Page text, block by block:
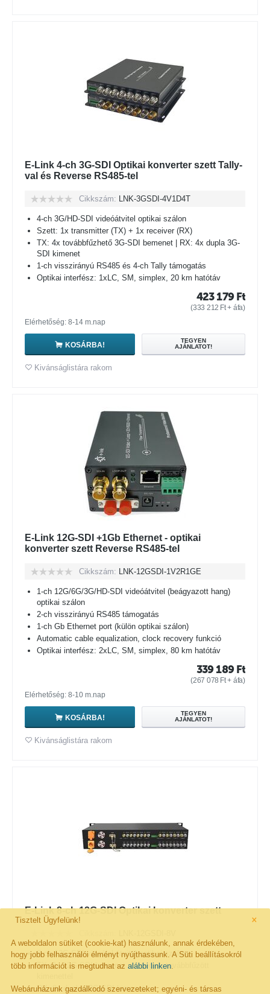
×
Tisztelt Ügyfelünk!
A weboldalon sütiket (cookie-kat) használunk, annak érdekében,
hogy jobb felhasználói élményt nyújthassunk. A Süti beállításokról
több információt is megtudhat az alábbi linken
Webáruházunk gazdálkodó szervezeteket; egyéni- és társas
E-Link 4-ch 3G-SDI Optikai konverter szett Tally-
val és Reverse RS485-tel
Cikkszám: LNK-3GSDI-4V1D4T
4-ch 3G/HD-SDI videóátvitel optikai szálon
Szett: 1x transmitter (TX) + 1x receiver (RX)
TX: 4x továbbfűzhető 3G-SDI bemenet | RX: 4x dupla 3G-
SDI kimenet
1-ch visszirányú RS485 és 4-ch Tally támogatás
Optikai interfész: 1xLC, SM, simplex, 20 km hatótáv
423 179 Ft
(333 212 Ft+ áfa)
Elérhetőség: 8-14 m.nap
KOSÁRBA!
TEGYEN
AJÁNLATOT!
Kivánságlistára rakom
E-Link 12G-SDI +1Gb Ethernet - optikai
konverter szett Reverse RS485-tel
Cikkszám: LNK-12GSDI-1V2R1GE
1-ch 12G/6G/3G/HD-SDI videóátvitel (beágyazott hang)
optikai szálon
2-ch visszirányú RS485 támogatás
1-ch Gb Ethernet port (külön optikai szálon)
Automatic cable equalization, clock recovery funkció
Optikai interfész: 2xLC, SM, simplex, 80 km hatótáv
339 189 Ft
(267 078 Ft+ áfa)
Elérhetőség: 8-10 m.nap
KOSÁRBA!
TEGYEN
AJÁNLATOT!
Kivánságlistára rakom
E-Link 8-ch 12G-SDI Optikai konverter szett
8-ch 12G-SDI videójel átvitel optikai szálon
TX: 8x 12G-SDI bemenet mindegyik továbbfűzött
RX: 8x dupla 12G-SDI kimenet